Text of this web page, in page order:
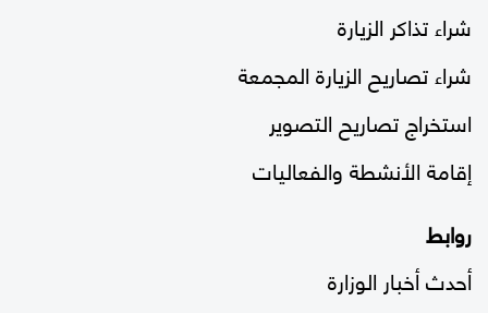
شراء تذاكر الزيارة
شراء تصاريح الزيارة المجمعة
استخراج تصاريح التصوير
إقامة الأنشطة والفعاليات
روابط
أحدث أخبار الوزارة